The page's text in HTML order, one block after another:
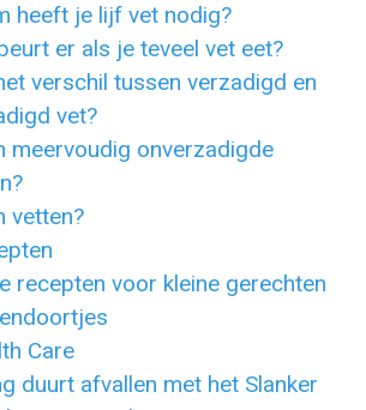
heeft je lijf vet nodig?
er als je teveel vet eet?
verschil tussen verzadigd en
vet?
meervoudig onverzadigde
vetten?
recepten voor kleine gerechten
Care
duurt afvallen met het Slanker